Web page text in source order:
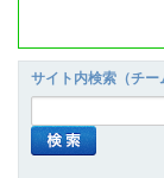
サイト内検索（チー